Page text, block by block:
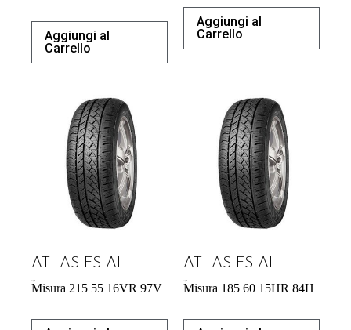
Aggiungi al
Carrello
Aggiungi al
Carrello
ATLAS FS ALL
Misura 215 55 16VR 97V
ATLAS FS ALL
Misura 185 60 15HR 84H